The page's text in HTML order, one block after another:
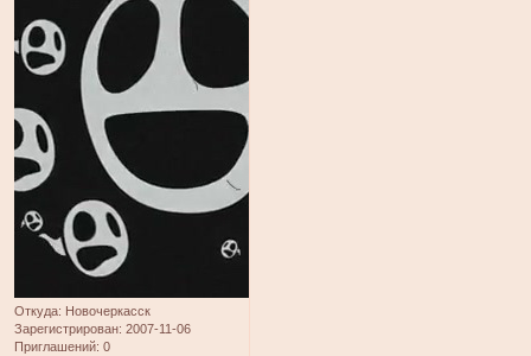
Откуда: Новочеркасск
Зарегистрирован: 2007-11-06
Приглашений: 0